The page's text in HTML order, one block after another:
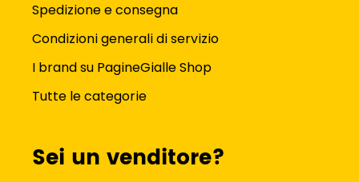
Spedizione e consegna
Condizioni generali di servizio
I brand su PagineGialle Shop
Tutte le categorie
Sei un venditore?